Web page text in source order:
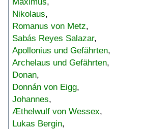
Nikolaus,
Romanus von Metz,
Sabás Reyes Salazar,
Apollonius und Gefährten,
Archelaus und Gefährten,
Donan,
Donnán von Eigg,
Johannes,
Æthelwulf von Wessex,
Lukas Bergin,